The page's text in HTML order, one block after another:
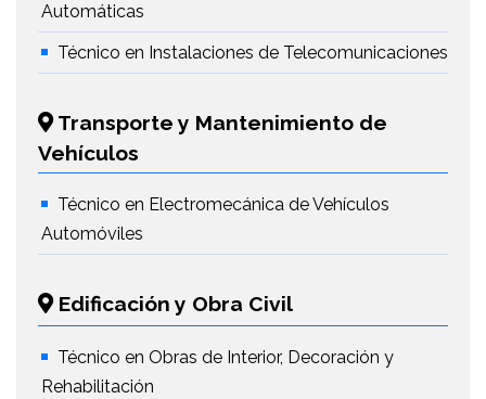
Automáticas
Técnico en Instalaciones de Telecomunicaciones
Transporte y Mantenimiento de
Vehículos
Técnico en Electromecánica de Vehículos
Automóviles
Edificación y Obra Civil
Técnico en Obras de Interior, Decoración y
Rehabilitación